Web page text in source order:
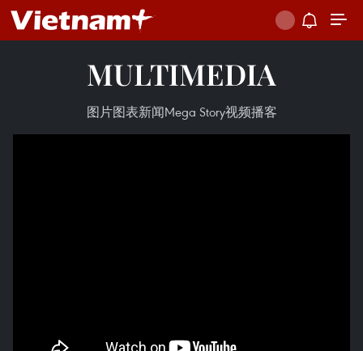
MULTIMEDIA
图片图表新闻Mega Story视频播客